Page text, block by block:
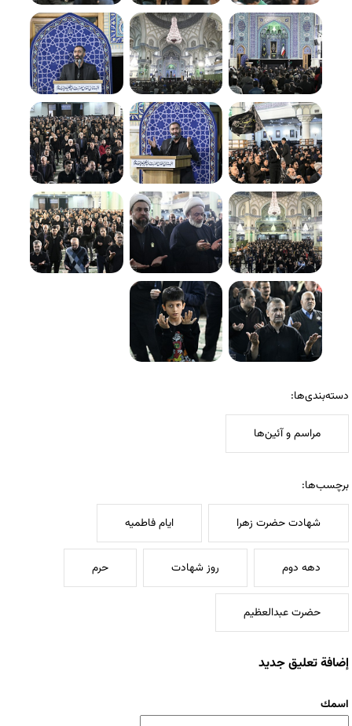
دسته‌بندی‌ها:
مراسم و آئین‌ها
برچسب‌ها:
شهادت حضرت زهرا ایام فاطمیه
دهه دوم روز شهادت حرم
حضرت عبدالعظیم
إضافة تعليق جديد
‏اسمك ‏